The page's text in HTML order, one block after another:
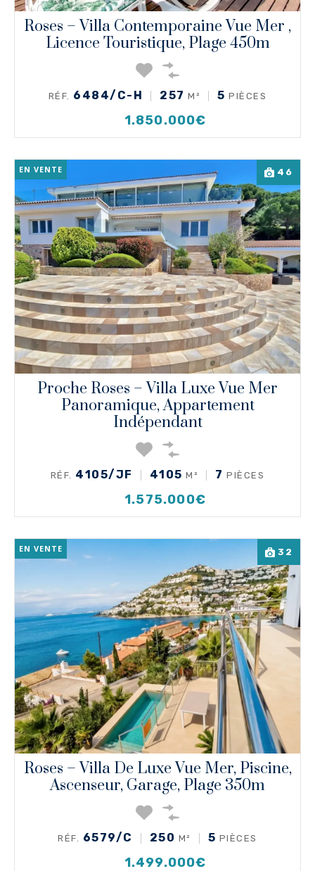
Roses – Villa Contemporaine Vue Mer ,
Licence Touristique, Plage 450m
RÉF. 6484/C-H 257 M² 5 PIÈCES
1.850.000€
46
EN VENTE
Proche Roses – Villa Luxe Vue Mer
Panoramique, Appartement
Indépendant
RÉF. 4105/JF 4105 M² 7 PIÈCES
1.575.000€
32
EN VENTE
Roses – Villa De Luxe Vue Mer, Piscine,
Ascenseur, Garage, Plage 350m
RÉF. 6579/C 250 M² 5 PIÈCES
1.499.000€